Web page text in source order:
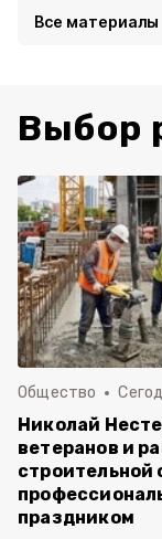
Все материалы
Выбор
Общество
Николай
ветеранов и
строительной
праздником